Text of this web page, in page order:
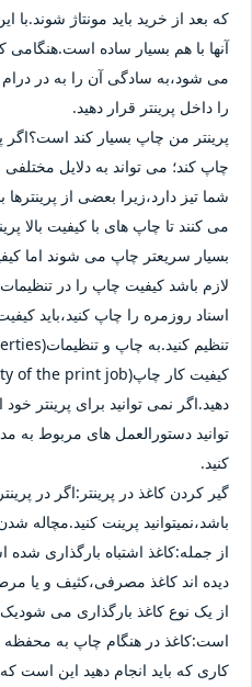
که بعد از خرید باید مونتاژ شوند.با
آنها با هم بسیار ساده
می شود،به سادگی آن را به در
را داخل پرینتر قرار دهید.
پرینتر من چاپ بسیار کند است؟اگر
چاپ کند؛ می تواند به دلایل
شما تیز دارد،زیرا بعضی از
می کنند تا چاپ های با کیفیت بالا
بسیار سریعتر چاپ می شوند اما
لازم باشد کیفیت چاپ را در تنظیمات
اسناد روزمره را چاپ کنید،باید
دهید.اگر نمی توانید برای پرینتر
توانید دستورالعمل های مربوط به
کنید.
گیر کردن کاغذ در پرینتر:اگر در
باشد،نمیتوانید پرینت کنید.مچاله
از جمله:کاغذ اشتباه بارگذاری
دیده اند کاغذ مصرفی،کثیف و یا
از یک نوع کاغذ بارگذاری می
است:کاغذ در هنگام چاپ به محفظه
کاری که باید انجام دهید این است